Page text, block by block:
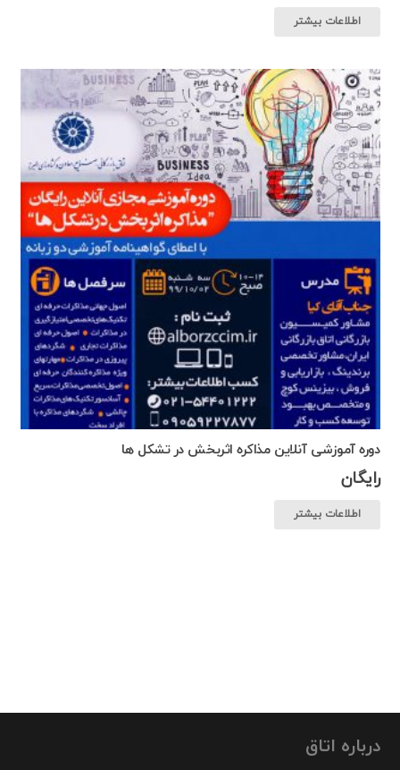
اطلاعات بیشتر
دوره آموزشی آنلاین مذاکره اثربخش در تشکل ها
رایگان
اطلاعات بیشتر
درباره اتاق